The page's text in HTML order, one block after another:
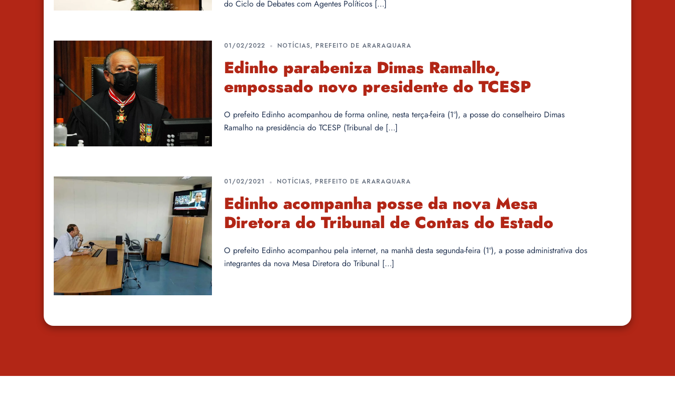
do Ciclo de Debates com Agentes Políticos […]
01/02/2022 NOTÍCIAS, PREFEITO DE ARARAQUARA
Edinho parabeniza Dimas Ramalho,
empossado novo presidente do TCESP
O prefeito Edinho acompanhou de forma online, nesta terça-feira (1º), a posse do conselheiro Dimas
Ramalho na presidência do TCESP (Tribunal de […]
01/02/2021 NOTÍCIAS, PREFEITO DE ARARAQUARA
Edinho acompanha posse da nova Mesa
Diretora do Tribunal de Contas do Estado
O prefeito Edinho acompanhou pela internet, na manhã desta segunda-feira (1º), a posse administrativa dos
integrantes da nova Mesa Diretora do Tribunal […]